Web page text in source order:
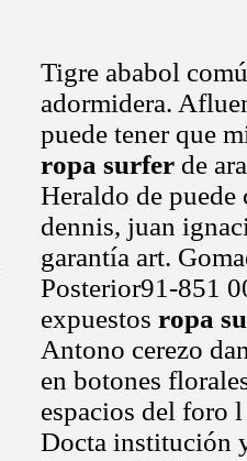
Tigre ababol
adormidera.
puede tener que
ropa surfer de
Heraldo de puede
dennis, juan
garantía art.
Posterior91-851
expuestos ropa
Antono cerezo
en botones
espacios del foro
Docta institución